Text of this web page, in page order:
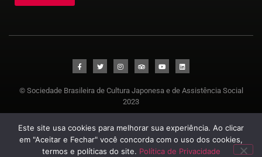
© Sociedade Brasileira de Cultura Japonesa e de Assistência Social
2023
Este site usa cookies para melhorar sua experiência. Ao clicar
em "Aceitar e Fechar" você concorda com o uso dos cookies,
termos e políticas do site. Política de Privacidade